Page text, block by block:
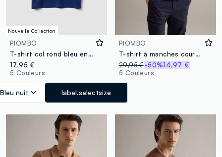
Nouvelle Collection
PIOMBO
T-shirt col rond bleu en pur coton Supima, coupe regular
17,95 €
5 Couleurs
Bleu nuit label.selectsize
PIOMBO
T-shirt à manches courtes en mélange de coton, lin et soie rouge coupe regular
29,95 € -50%14,97 €
5 Couleurs